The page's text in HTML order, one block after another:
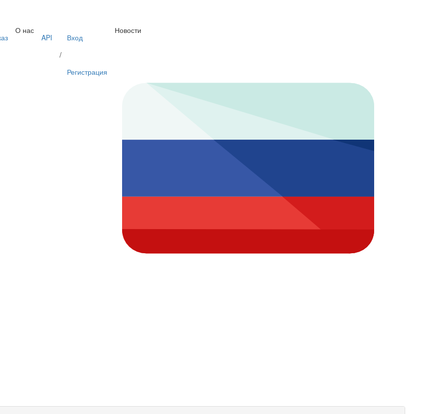
О нас
API
Вход
/
Регистрация
Новости